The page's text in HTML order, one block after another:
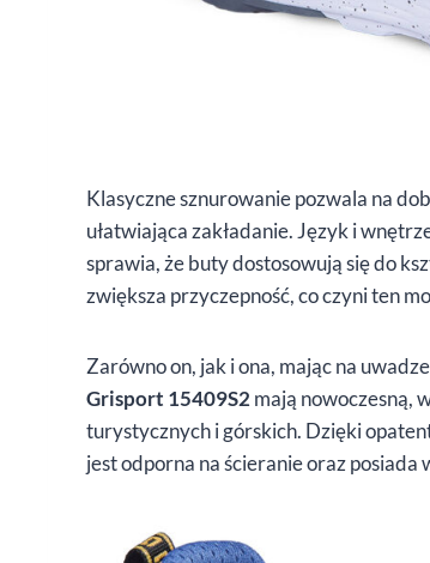
Klasyczne sznurowanie pozwala na
ułatwiająca zakładanie. Język i
sprawia, że buty dostosowują się do
zwiększa przyczepność, co czyni ten
Zarówno on, jak i ona, mając na
Grisport 15409S2 mają nowoczesną,
turystycznych i górskich. Dzięki
jest odporna na ścieranie oraz posiada